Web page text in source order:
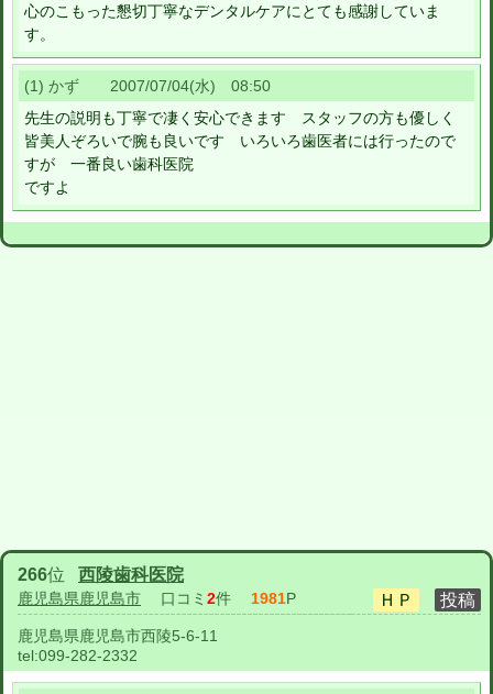
心のこもった懇切丁寧なデンタルケアにとても感謝していま
す。
(1) かず 2007/07/04(水) 08:50
先生の説明も丁寧で凄く安心できます スタッフの方も優しく
皆美人ぞろいで腕も良いです いろいろ歯医者には行ったので
すが 一番良い歯科医院
ですよ
266位 西陵歯科医院
鹿児島県鹿児島市 口コミ 2件 1981P
鹿児島県鹿児島市西陵5-6-11
tel:099-282-2332